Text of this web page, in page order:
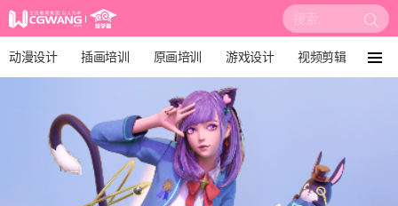
搜
索:
动漫设计 插画培训 原画培训 游戏设计 视频剪辑
培训课程
漫画设计 绘画教程 板绘培训